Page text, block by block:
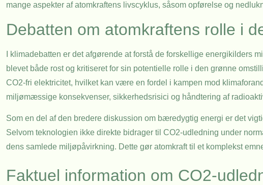
mange aspekter af atomkraftens livscyklus, såsom opførelse og
Debatten om atomkraftens rolle i
I klimadebatten er det afgørende at forstå de forskellige energikilders
blevet både rost og kritiseret for sin potentielle rolle i den grønne
CO2-fri elektricitet, hvilket kan være en fordel i kampen mod
miljømæssige konsekvenser, sikkerhedsrisici og håndtering af
Som en del af den bredere diskussion om bæredygtig energi er det
Selvom teknologien ikke direkte bidrager til CO2-udledning under
dens samlede miljøpåvirkning. Dette gør atomkraft til et komplekst
Faktuel information om CO2-